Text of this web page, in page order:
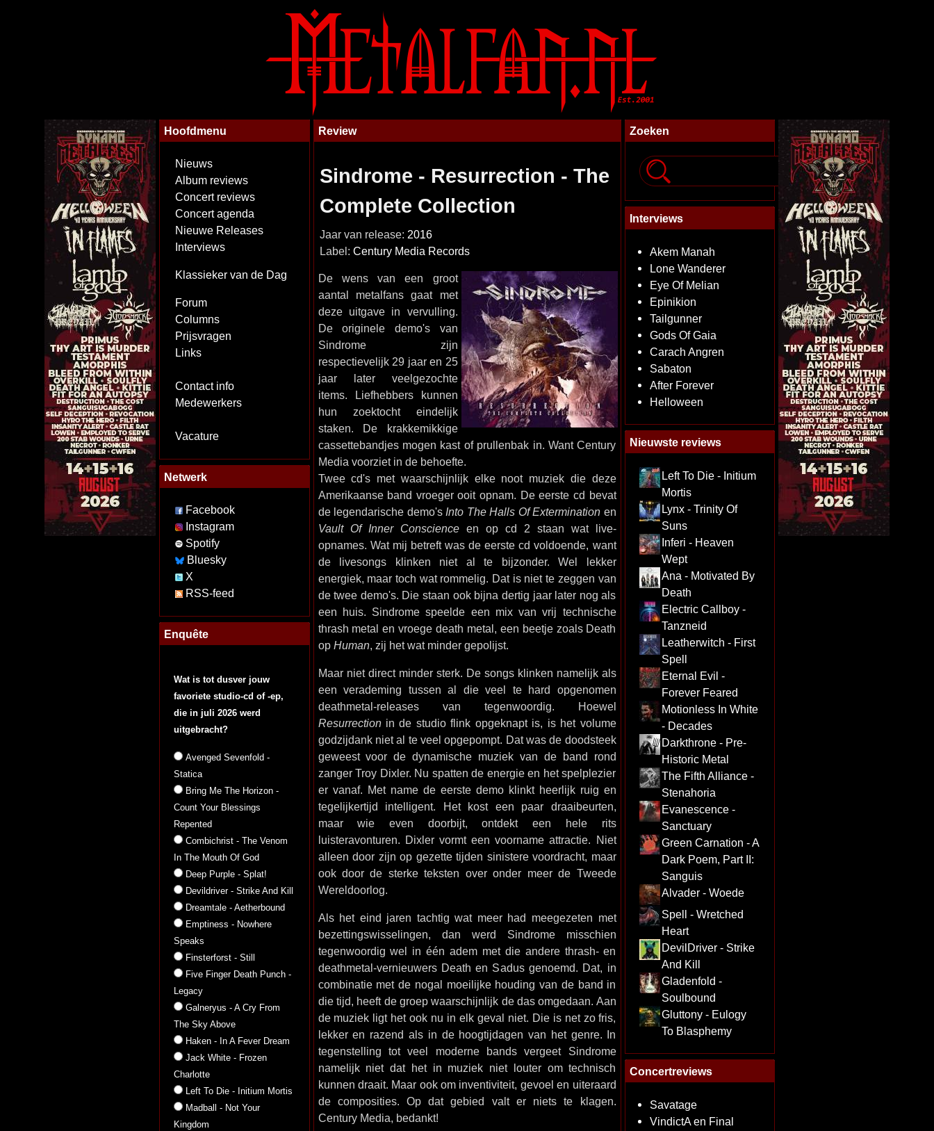
Hoofdmenu
Nieuws
Album reviews
Concert reviews
Concert agenda
Nieuwe Releases
Interviews
Klassieker van de Dag
Forum
Columns
Prijsvragen
Links
Contact info
Medewerkers
Vacature
Netwerk
Facebook
Instagram
Spotify
Bluesky
X
RSS-feed
Enquête
Wat is tot dusver jouw
favoriete studio-cd of -ep,
die in juli 2026 werd
uitgebracht?
Avenged Sevenfold -
Statica
Bring Me The Horizon -
Count Your Blessings
Repented
Combichrist - The Venom
In The Mouth Of God
Deep Purple - Splat!
Devildriver - Strike And Kill
Dreamtale - Aetherbound
Emptiness - Nowhere
Speaks
Finsterforst - Still
Five Finger Death Punch -
Legacy
Galneryus - A Cry From
The Sky Above
Haken - In A Fever Dream
Jack White - Frozen
Charlotte
Left To Die - Initium Mortis
Madball - Not Your
Kingdom
Review
Sindrome - Resurrection - The
Complete Collection
Jaar van release: 2016
Label: Century Media Records
De wens van een groot
aantal metalfans gaat met
deze uitgave in vervulling.
De originele demo's van
Sindrome zijn
respectievelijk 29 jaar en 25
jaar later veelgezochte
items. Liefhebbers kunnen
hun zoektocht eindelijk
staken. De krakkemikkige
cassettebandjes mogen kast of prullenbak in. Want Century
Media voorziet in de behoefte.
Twee cd's met waarschijnlijk elke noot muziek die deze
Amerikaanse band vroeger ooit opnam. De eerste cd bevat
de legendarische demo's Into The Halls Of Extermination en
Vault Of Inner Conscienceen op cd 2 staan wat live-
opnames. Wat mij betreft was de eerste cd voldoende, want
de livesongs klinken niet al te bijzonder. Wel lekker
energiek, maar toch wat rommelig. Dat is niet te zeggen van
de twee demo's. Die staan ook bijna dertig jaar later nog als
een huis. Sindrome speelde een mix van vrij technische
thrash metal en vroege death metal, een beetje zoals Death
op Human, zij het wat minder gepolijst.
Maar niet direct minder sterk. De songs klinken namelijk als
een verademing tussen al die veel te hard opgenomen
deathmetal-releases van tegenwoordig. Hoewel
Resurrectionin de studio flink opgeknapt is, is het volume
godzijdank niet al te veel opgepompt. Dat was de doodsteek
geweest voor de dynamische muziek van de band rond
zanger Troy Dixler. Nu spatten de energie en het spelplezier
er vanaf. Met name de eerste demo klinkt heerlijk ruig en
tegelijkertijd intelligent. Het kost een paar draaibeurten,
maar wie even doorbijt, ontdekt een hele rits
luisteravonturen. Dixler vormt een voorname attractie. Niet
alleen door zijn op gezette tijden sinistere voordracht, maar
ook door de sterke teksten over onder meer de Tweede
Wereldoorlog.
Als het eind jaren tachtig wat meer had meegezeten met
bezettingswisselingen, dan werd Sindrome misschien
tegenwoordig wel in één adem met die andere thrash- en
deathmetal-vernieuwers Death en Sadus genoemd. Dat, in
combinatie met de nogal moeilijke houding van de band in
die tijd, heeft de groep waarschijnlijk de das omgedaan. Aan
de muziek ligt het ook nu in elk geval niet. Die is net zo fris,
lekker en razend als in de hoogtijdagen van het genre. In
tegenstelling tot veel moderne bands vergeet Sindrome
namelijk niet dat het in muziek niet louter om technisch
kunnen draait. Maar ook om inventiviteit, gevoel en uiteraard
de composities. Op dat gebied valt er niets te klagen.
Century Media, bedankt!
Zoeken
Interviews
Akem Manah
Lone Wanderer
Eye Of Melian
Epinikion
Tailgunner
Gods Of Gaia
Carach Angren
Sabaton
After Forever
Helloween
Nieuwste reviews
Left To Die - Initium
Mortis
Lynx - Trinity Of
Suns
Inferi - Heaven
Wept
Ana - Motivated By
Death
Electric Callboy -
Tanzneid
Leatherwitch - First
Spell
Eternal Evil -
Forever Feared
Motionless In White
- Decades
Darkthrone - Pre-
Historic Metal
The Fifth Alliance -
Stenahoria
Evanescence -
Sanctuary
Green Carnation - A
Dark Poem, Part II:
Sanguis
Alvader - Woede
Spell - Wretched
Heart
DevilDriver - Strike
And Kill
Gladenfold -
Soulbound
Gluttony - Eulogy
To Blasphemy
Concertreviews
Savatage
VindictA en Final